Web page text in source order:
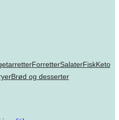
ForretterSalaterFiskKeto
Brød og desserter